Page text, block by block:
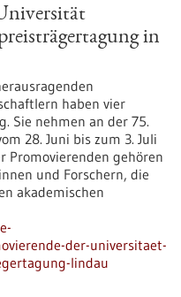
in
haben vier
Sie nehmen an der 75.
28. Juni bis zum 3. Juli
Promovierenden gehören
und Forschern, die
akademischen
der-universitaet-
lindau